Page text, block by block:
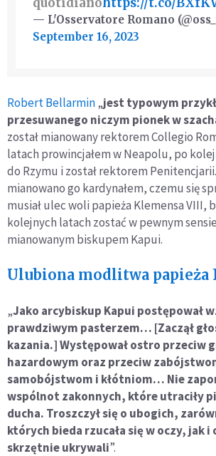
— L'Osservatore Romano
September 16, 2023
Robert Bellarmin„jest typowym
przesuwanego niczym pionek w
został mianowany rektorem Collegio
latach prowincjałem w Neapolu, po
do Rzymu i został rektorem
mianowano go kardynałem, czemu się
musiał ulec woli papieża Klemensa VIII,
kolejnych latach zostać w pewnym
mianowanym biskupem Kapui.
Ulubiona modlitwa papieża
„Jako arcybiskup Kapui postępował
prawdziwym pasterzem… [Zaczął
kazania.] Występował ostro przeciw
hazardowym oraz przeciw
samobójstwom i kłótniom… Nie
wspólnot zakonnych, które utraciły
ducha. Troszczył się o ubogich,
których bieda rzucała się w oczy, jak
skrzętnie ukrywali”.